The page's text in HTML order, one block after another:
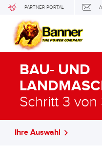
PARTNER PORTAL
BAU- UND
Schritt 3 von
Ihre Auswahl